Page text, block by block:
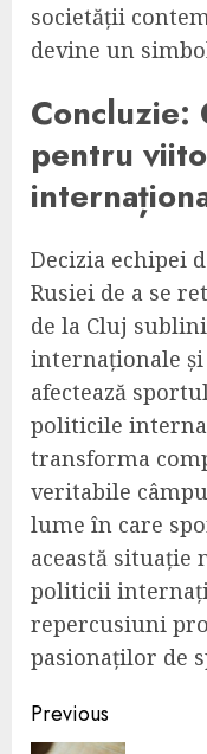
societății
devine un
Concluzie:
pentru
Decizia echipei
Rusiei de a se
de la Cluj
internaționale și
afectează
politicile
transforma
veritabile
lume în care
această situație
politicii
repercusiuni
pasionaților de
Continue
Previous